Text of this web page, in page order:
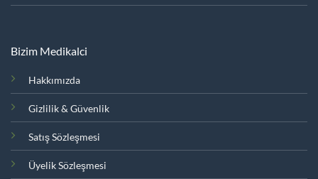
Bizim Medikalci
Hakkımızda
Gizlilik & Güvenlik
Satış Sözleşmesi
Üyelik Sözleşmesi